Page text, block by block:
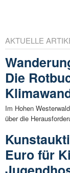
AKTUELLE
Die
Im Hohen
über die
Euro für